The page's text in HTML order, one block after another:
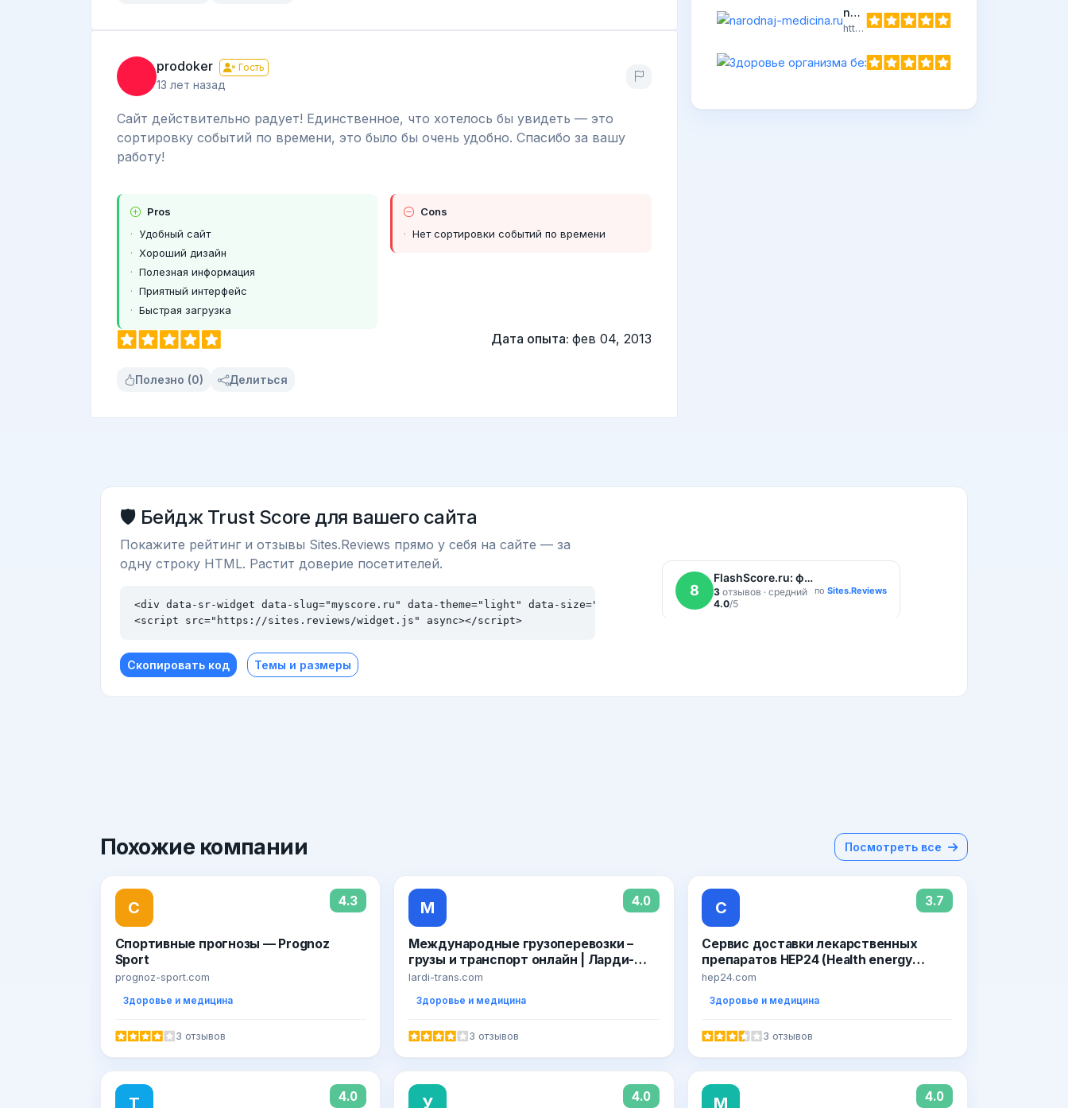
prodoker Гость
13 лет назад
Сайт действительно радует! Единственное, что хотелось бы увидеть — это
сортировку событий по времени, это было бы очень удобно. Спасибо за вашу
работу!
Pros
Удобный сайт
Хороший дизайн
Полезная информация
Приятный интерфейс
Быстрая загрузка
Cons
Нет сортировки событий по времени
Дата опыта: фев 04, 2013
Полезно (0) Делиться
narodnaj-medicina.ru
https://narodnaj-medicina.ru
🛡️ Бейдж Trust Score для вашего сайта
Покажите рейтинг и отзывы Sites.Reviews прямо у себя на сайте — за
одну строку HTML. Растит доверие посетителей.
<div data-sr-widget data-slug="myscore.ru" data-theme="light" data-size="md"></div>
<script src="https://sites.reviews/widget.js" async></script>
Скопировать код Темы и размеры
Похожие компании Посмотреть все
С 4.3
Спортивные прогнозы — Prognoz
Sport
prognoz-sport.com
Здоровье и медицина
3 отзывов
М 4.0
Международные грузоперевозки –
грузы и транспорт онлайн | Ларди-
Транс
lardi-trans.com
Здоровье и медицина
3 отзывов
С 3.7
Сервис доставки лекарственных
препаратов HEP24 (Health energy
points)
hep24.com
Здоровье и медицина
3 отзывов
T 4.0 У 4.0 М 4.0